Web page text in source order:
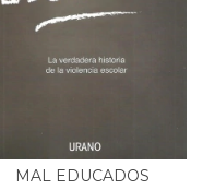
MAL EDUCADOS